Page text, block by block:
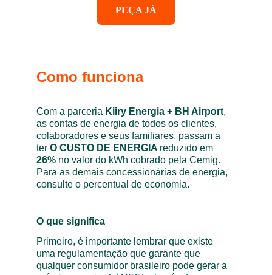
Como funciona
Com a parceria Kiiry Energia + BH Airport,
as contas de energia de todos os clientes,
colaboradores e seus familiares, passam a
ter O CUSTO DE ENERGIA reduzido em
26% no valor do kWh cobrado pela Cemig.
Para as demais concessionárias de energia,
consulte o percentual de economia.
O que significa
Primeiro, é importante lembrar que existe
uma regulamentação que garante que
qualquer consumidor brasileiro pode gerar a
PEÇA JÁ